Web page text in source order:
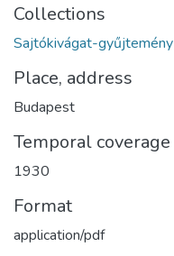
Collections
Sajtókivágat-gyűjtemény
Place, address
Budapest
Temporal coverage
1930
Format
application/pdf